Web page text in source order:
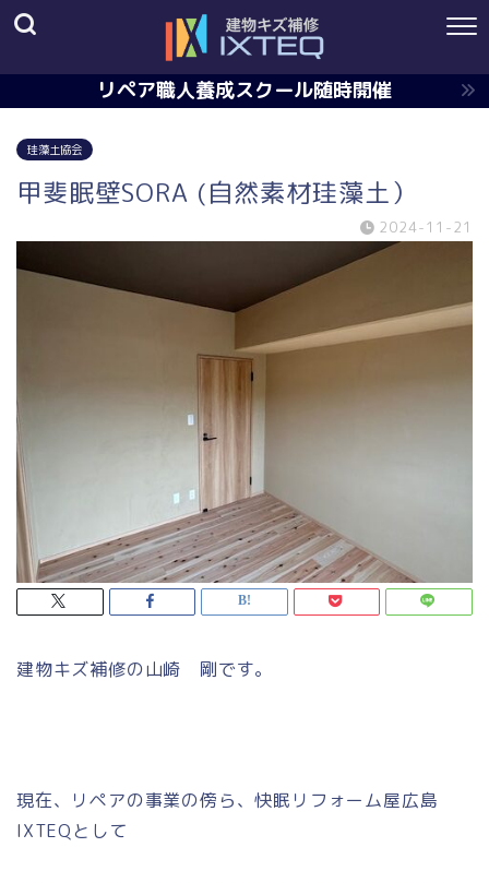
リペア職人養成スクール随時開催
珪藻土協会
甲斐眠壁SORA (自然素材珪藻土）
2024-11-21
建物キズ補修の山崎 剛です。
現在、リペアの事業の傍ら、快眠リフォーム屋広島
IXTEQとして